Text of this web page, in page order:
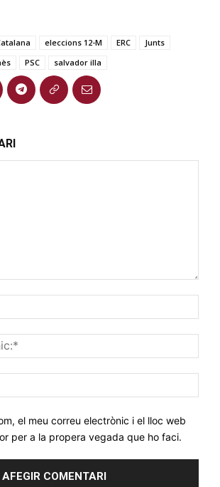
eleccions 12-M ERC
Junts
PSC salvador illa
web:
el meu correu electrònic i el lloc web
per a la propera vegada que ho faci.